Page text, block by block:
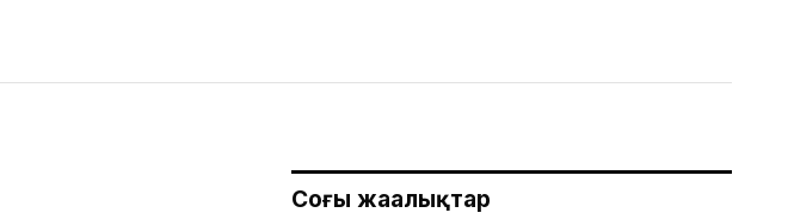
Соңғы жаңалықтар